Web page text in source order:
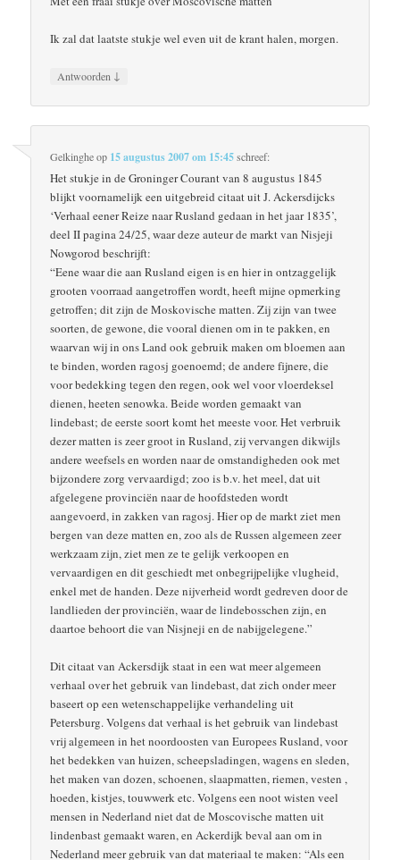
Ik zal dat laatste stukje wel even uit de krant halen, morgen.
Antwoorden ↓
Gelkingheop 15 augustus 2007 om 15:45schreef:
Het stukje in de Groninger Courant van 8 augustus 1845
blijkt voornamelijk een uitgebreid citaat uit J. Ackersdijcks
‘Verhaal eener Reize naar Rusland gedaan in het jaar 1835’,
deel II pagina 24/25, waar deze auteur de markt van Nisjeji
Nowgorod beschrijft:
“Eene waar die aan Rusland eigen is en hier in ontzaggelijk
grooten voorraad aangetroffen wordt, heeft mijne opmerking
getroffen; dit zijn de Moskovische matten. Zij zijn van twee
soorten, de gewone, die vooral dienen om in te pakken, en
waarvan wij in ons Land ook gebruik maken om bloemen aan
te binden, worden ragosj goenoemd; de andere fijnere, die
voor bedekking tegen den regen, ook wel voor vloerdeksel
dienen, heeten senowka. Beide worden gemaakt van
lindebast; de eerste soort komt het meeste voor. Het verbruik
dezer matten is zeer groot in Rusland, zij vervangen dikwijls
andere weefsels en worden naar de omstandigheden ook met
bijzondere zorg vervaardigd; zoo is b.v. het meel, dat uit
afgelegene provinciën naar de hoofdsteden wordt
aangevoerd, in zakken van ragosj. Hier op de markt ziet men
bergen van deze matten en, zoo als de Russen algemeen zeer
werkzaam zijn, ziet men ze te gelijk verkoopen en
vervaardigen en dit geschiedt met onbegrijpelijke vlugheid,
enkel met de handen. Deze nijverheid wordt gedreven door de
landlieden der provinciën, waar de lindebosschen zijn, en
daartoe behoort die van Nisjneji en de nabijgelegene.”
Dit citaat van Ackersdijk staat in een wat meer algemeen
verhaal over het gebruik van lindebast, dat zich onder meer
baseert op een wetenschappelijke verhandeling uit
Petersburg. Volgens dat verhaal is het gebruik van lindebast
vrij algemeen in het noordoosten van Europees Rusland, voor
het bedekken van huizen, scheepsladingen, wagens en sleden,
het maken van dozen, schoenen, slaapmatten, riemen, vesten ,
hoeden, kistjes, touwwerk etc. Volgens een noot wisten veel
mensen in Nederland niet dat de Moscovische matten uit
lindenbast gemaakt waren, en Ackerdijk beval aan om in
Nederland meer gebruik van dat materiaal te maken: “Als een